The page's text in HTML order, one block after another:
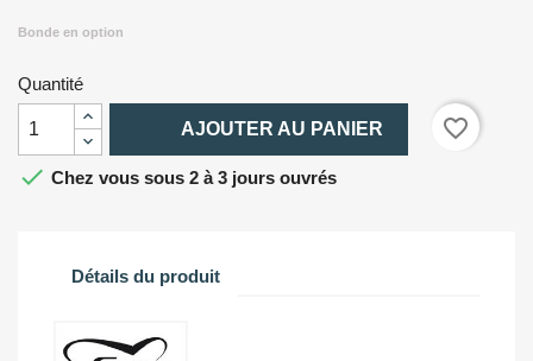
Bonde en option
Quantité
AJOUTER AU PANIER
favorite_border
 Chez vous sous 2 à 3 jours ouvrés
Détails du produit